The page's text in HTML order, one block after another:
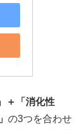
＋「消化性
の3つを合わせ